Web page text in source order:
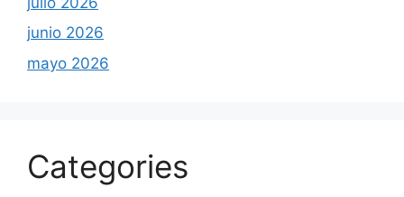
junio 2026
mayo 2026
Categories